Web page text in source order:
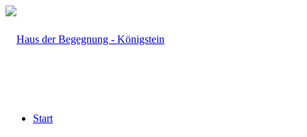
Start